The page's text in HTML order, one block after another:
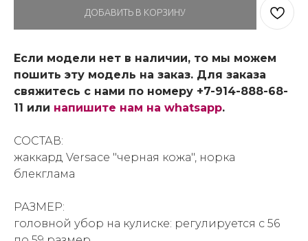
ДОБАВИТЬ В КОРЗИНУ
Если модели нет в наличии, то мы можем
пошить эту модель на заказ. Для заказа
свяжитесь с нами по номеру +7-914-888-68-
11 или напишите нам на whatsapp.
СОСТАВ:
жаккард Versace "черная кожа", норка
блекглама
РАЗМЕР:
головной убор на кулиске: регулируется с 56